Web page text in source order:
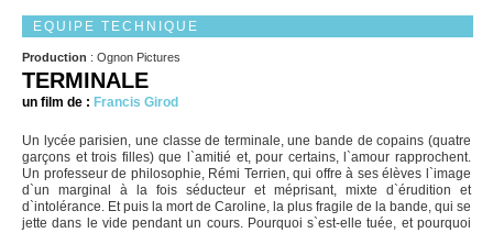
EQUIPE TECHNIQUE
Production : Ognon Pictures
TERMINALE
un film de : Francis Girod
Un lycée parisien, une classe de terminale, une bande de copains (quatre
garçons et trois filles) que l`amitié et, pour certains, l`amour rapprochent.
Un professeur de philosophie, Rémi Terrien, qui offre à ses élèves l`image
d`un marginal à la fois séducteur et méprisant, mixte d`érudition et
d`intolérance. Et puis la mort de Caroline, la plus fragile de la bande, qui se
jette dans le vide pendant un cours. Pourquoi s`est-elle tuée, et pourquoi